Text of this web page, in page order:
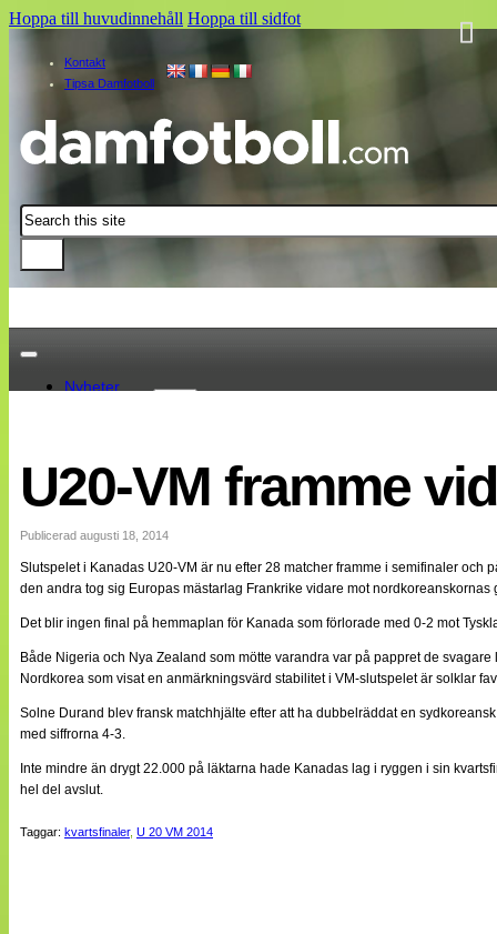
Hoppa till huvudinnehåll Hoppa till sidfot
Kontakt
Tipsa Damfotboll
Sök
Nyheter
Landslaget
EM 2013
Bildreportage
Bloggar
Lagen
Webb-TV
Cuper
Medlemsbilder
Till klubbkassan
Split vision
Om oss
Annonsera
Kontakt
U20-VM framme
Publicerad augusti 18, 2014
Slutspelet i Kanadas U20-VM är nu efter 28 matcher framme i semifinaler och
den andra tog sig Europas mästarlag Frankrike vidare mot
Det blir ingen final på hemmaplan för Kanada som förlorade med 0-2 mot
Både Nigeria och Nya Zealand som mötte varandra var på pappret de
Nordkorea som visat en anmärkningsvärd stabilitet i VM-slutspelet är solklar
Solne Durand blev fransk matchhjälte efter att ha dubbelräddat en
med siffrorna 4-3.
Inte mindre än drygt 22.000 på läktarna hade Kanadas lag i ryggen i sin
hel del avslut.
Taggar: kvartsfinaler, U 20 VM 2014